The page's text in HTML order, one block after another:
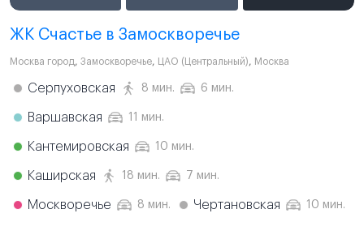
ЖК Счастье в Замоскворечье
Москва город, Замоскворечье, ЦАО (Центральный), Москва
Серпуховская 8 мин. 6 мин.
Варшавская 11 мин.
Кантемировская 10 мин.
Каширская 18 мин. 7 мин.
Москворечье 8 мин. Чертановская 10 мин.